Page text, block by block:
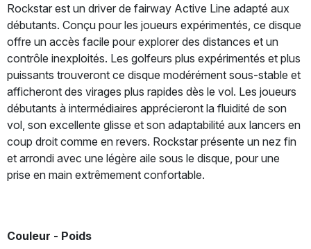
Rockstar est un driver de fairway Active Line adapté aux
débutants. Conçu pour les joueurs expérimentés, ce disque
offre un accès facile pour explorer des distances et un
contrôle inexploités. Les golfeurs plus expérimentés et plus
puissants trouveront ce disque modérément sous-stable et
afficheront des virages plus rapides dès le vol. Les joueurs
débutants à intermédiaires apprécieront la fluidité de son
vol, son excellente glisse et son adaptabilité aux lancers en
coup droit comme en revers. Rockstar présente un nez fin
et arrondi avec une légère aile sous le disque, pour une
prise en main extrêmement confortable.
Couleur - Poids